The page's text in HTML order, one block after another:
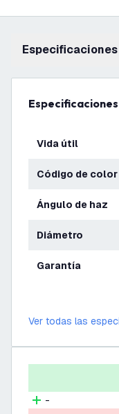
Especificaciones
Vida útil
Código de color
Ángulo de haz
Diámetro
Garantía
Ver todas las
-